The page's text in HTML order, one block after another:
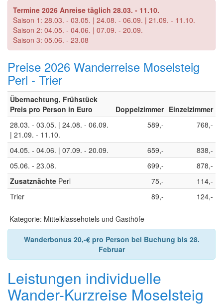
Termine 2026 Anreise täglich 28.03. - 11.10.
Saison 1: 28.03. - 03.05. | 24.08. - 06.09. | 21.09. - 11.10.
Saison 2: 04.05. - 04.06. | 07.09. - 20.09.
Saison 3: 05.06. - 23.08
Preise 2026 Wanderreise Moselsteig
Perl - Trier
Übernachtung, Frühstück
Preis pro Person in Euro
Doppelzimmer Einzelzimmer
28.03. - 03.05. | 24.08. - 06.09.
| 21.09. - 11.10.
589,- 768,-
04.05. - 04.06. | 07.09. - 20.09. 659,-
838,-
05.06. - 23.08.
699,-
878,-
Zusatznächte Perl 75,-
114,-
Trier
89,- 124,-
Kategorie: Mittelklassehotels und Gasthöfe
Wanderbonus 20,-€ pro Person bei Buchung bis 28.
Februar
Leistungen individuelle
Wander-Kurzreise Moselsteig